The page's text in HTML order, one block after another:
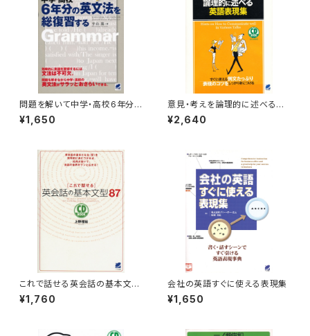
問題を解いて中学・高校6年分
の英文法を総復習する
¥1,650
意見・考えを論理的に述べる英
語表現集 CD BOOK
¥2,640
これで話せる英会話の基本文型
87 CD BOOK
¥1,760
会社の英語すぐに使える表現集
¥1,650